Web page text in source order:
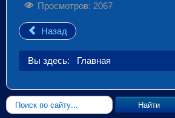
Просмотров: 2067
Назад
Вы здесь: Главная
Искать... Найти